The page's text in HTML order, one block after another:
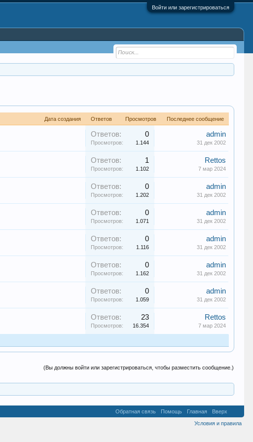
Войти или зарегистрироваться
Дата создания Ответов Просмотров Последнее сообщение
Ответов: 0
Просмотров: 1.144
admin
31 дек 2002
Ответов: 1
Просмотров: 1.102
Rettos
7 мар 2024
Ответов: 0
Просмотров: 1.202
admin
31 дек 2002
Ответов: 0
Просмотров: 1.071
admin
31 дек 2002
Ответов: 0
Просмотров: 1.116
admin
31 дек 2002
Ответов: 0
Просмотров: 1.162
admin
31 дек 2002
Ответов: 0
Просмотров: 1.059
admin
31 дек 2002
Ответов: 23
Просмотров: 16.354
Rettos
7 мар 2024
(Вы должны войти или зарегистрироваться, чтобы разместить сообщение.)
Обратная связь Помощь Главная
Вверх
Условия и правила